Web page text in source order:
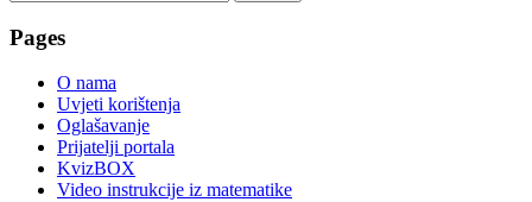
Pages
O nama
Uvjeti korištenja
Oglašavanje
Prijatelji portala
KvizBOX
Video instrukcije iz matematike